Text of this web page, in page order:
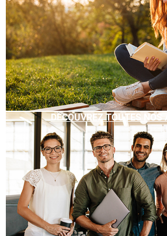
DÉCOUVREZ TOUTES NOS